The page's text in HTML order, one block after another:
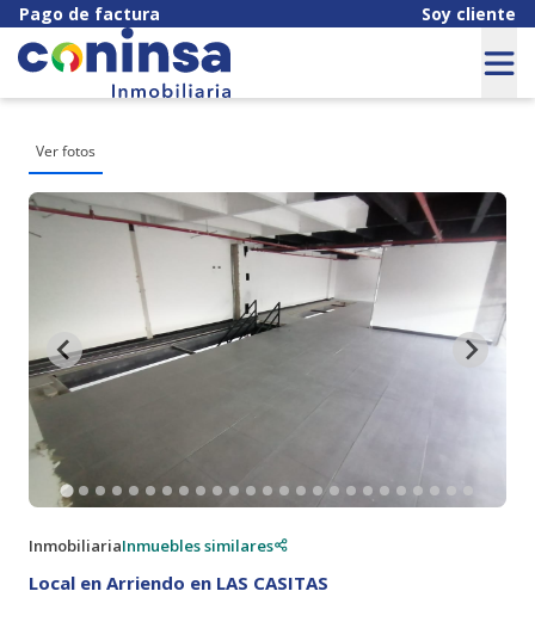
Pago de factura Soy cliente
Ver fotos
InmobiliariaInmuebles similares
Local en Arriendo en LAS CASITAS